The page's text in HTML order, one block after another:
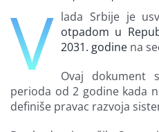
Finansiranje
O nama
V lada Srbije je
otpadom u
2031. godine na
Ovaj dokument
perioda od 2 godine kada
definiše pravac razvoja